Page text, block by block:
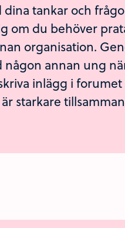
tankar och
om du behöver
organisation.
annan ung
inlägg i
starkare